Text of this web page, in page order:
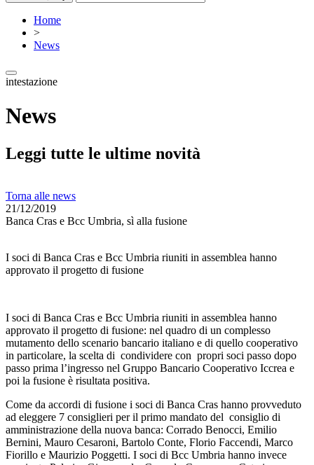
Home
>
News
intestazione
News
Leggi tutte le ultime novità
Torna alle news
21/12/2019
Banca Cras e Bcc Umbria, sì alla fusione
I soci di Banca Cras e Bcc Umbria riuniti in assemblea hanno
approvato il progetto di fusione
I soci di Banca Cras e Bcc Umbria riuniti in assemblea hanno
approvato il progetto di fusione: nel quadro di un complesso
mutamento dello scenario bancario italiano e di quello cooperativo
in particolare, la scelta di condividere con propri soci passo dopo
passo prima l’ingresso nel Gruppo Bancario Cooperativo Iccrea e
poi la fusione è risultata positiva.
Come da accordi di fusione i soci di Banca Cras hanno provveduto
ad eleggere 7 consiglieri per il primo mandato del consiglio di
amministrazione della nuova banca: Corrado Benocci, Emilio
Bernini, Mauro Cesaroni, Bartolo Conte, Florio Faccendi, Marco
Fiorillo e Maurizio Poggetti. I soci di Bcc Umbria hanno invece